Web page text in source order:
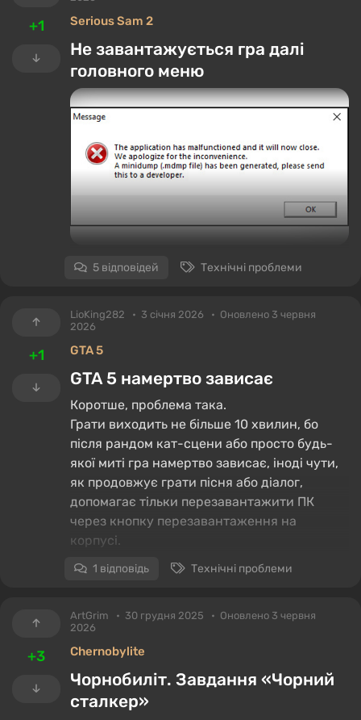
+1 Serious Sam 2
Не завантажується гра далі
головного меню
5 відповідей Технічні проблеми
+1
LioKing282 3 січня 2026
Оновлено 3 червня
2026
GTA 5
GTA 5 намертво зависає
Коротше, проблема така.
Грати виходить не більше 10 хвилин, бо
після рандом кат-сцени або просто будь-
якої миті гра намертво зависає, іноді чути,
як продовжує грати пісня або діалог,
допомагає тільки перезавантажити ПК
через кнопку перезавантаження на
корпусі.
1 відповідь Технічні проблеми
+3
ArtGrim 30 грудня 2025
Оновлено 3 червня
2026
Chernobylite
Чорнобиліт. Завдання «Чорний
сталкер»